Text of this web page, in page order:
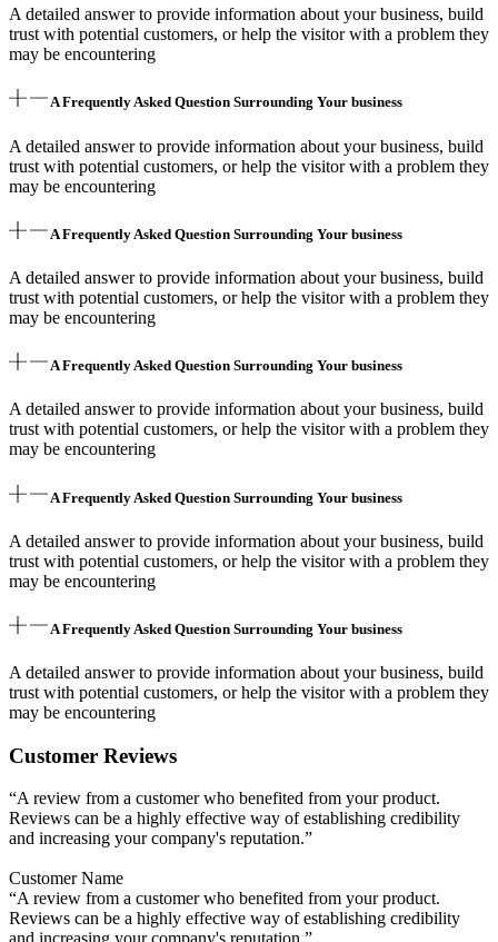
A detailed answer to provide information about your business, build
trust with potential customers, or help the visitor with a problem they
may be encountering
A Frequently Asked Question Surrounding Your business
A detailed answer to provide information about your business, build
trust with potential customers, or help the visitor with a problem they
may be encountering
A Frequently Asked Question Surrounding Your business
A detailed answer to provide information about your business, build
trust with potential customers, or help the visitor with a problem they
may be encountering
A Frequently Asked Question Surrounding Your business
A detailed answer to provide information about your business, build
trust with potential customers, or help the visitor with a problem they
may be encountering
A Frequently Asked Question Surrounding Your business
A detailed answer to provide information about your business, build
trust with potential customers, or help the visitor with a problem they
may be encountering
A Frequently Asked Question Surrounding Your business
A detailed answer to provide information about your business, build
trust with potential customers, or help the visitor with a problem they
may be encountering
Customer Reviews
“A review from a customer who benefited from your product.
Reviews can be a highly effective way of establishing credibility
and increasing your company's reputation.”
Customer Name
“A review from a customer who benefited from your product.
Reviews can be a highly effective way of establishing credibility